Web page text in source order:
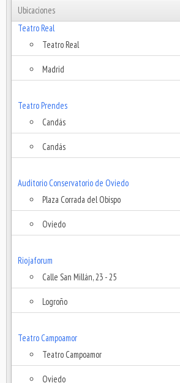
Ubicaciones
Teatro Real
Teatro Real
Madrid
Teatro Prendes
Candás
Candás
Auditorio Conservatorio de Oviedo
Plaza Corrada del Obispo
Oviedo
Riojaforum
Calle San Millán, 23 - 25
Logroño
Teatro Campoamor
Teatro Campoamor
Oviedo